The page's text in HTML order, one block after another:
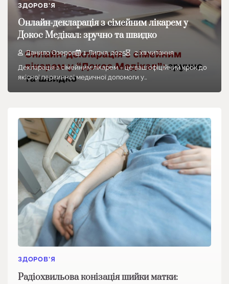
ЗДОРОВ'Я
Онлайн-декларація з сімейним лікарем у
Докос Медікал: зручно та швидко
Данило Озеров 1 Липня, 2025
2 хв.читання
Декларація з сімейним лікарем – це ваш офіційний крок до
якісної первинної медичної допомоги у…
ЗДОРОВ'Я
Радіохвильова конізація шийки матки: